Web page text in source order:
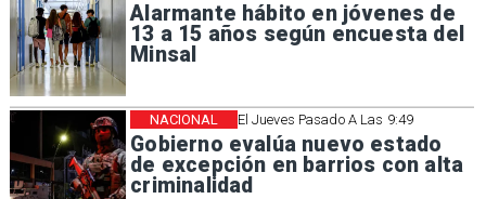
Alarmante hábito en jóvenes de
13 a 15 años según encuesta del
Minsal
El Jueves Pasado A Las 9:49
Gobierno evalúa nuevo estado
de excepción en barrios con alta
criminalidad
NACIONAL